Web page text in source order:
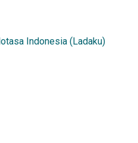
Indonesia (Ladaku)